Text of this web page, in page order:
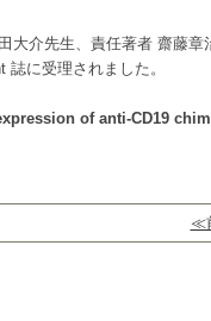
大介先生、責任著者 齋藤
誌に受理されました。
of anti-CD19
≪